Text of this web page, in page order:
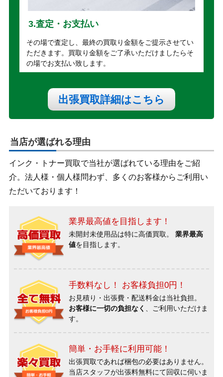
3.査定・お支払い
その場で査定し、最終の買取り金額をご提示させてい
ただきます。買取り金額をご了承いただけましたらそ
の場でお支払い致します。
出張買取詳細はこちら
当店が選ばれる理由
インク・トナー買取で当社が選ばれている理由をご紹
介。法人様・個人様問わず、多くのお客様からご利用い
ただいております！
業界最高値を目指します！
未開封未使用品は特に高価買取。 業界最高
値を目指します。
手数料なし！ お客様負担0円！
お見積り・出張費・配送料金は当社負担。
お客様に一切の負担なく 、ご利用いただけま
す。
簡単・お手軽に利用可能！
出張買取であれば梱包の必要はありません。
当店スタッフが出張料無料にて回収に伺いま